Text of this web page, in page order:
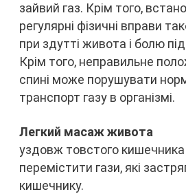
зайвий газ. Крім того,
регулярні фізичні вправи
при здутті живота і болю
Крім того, неправильне
спині може порушувати
транспорт газу в організмі.
Легкий масаж живота
уздовж товстого
перемістити гази, які
кишечнику.